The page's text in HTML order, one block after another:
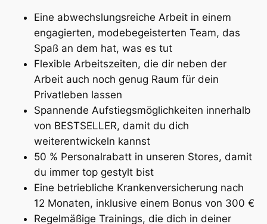
Eine abwechslungsreiche Arbeit in einem
engagierten, modebegeisterten Team, das
Spaß an dem hat, was es tut
Flexible Arbeitszeiten, die dir neben der
Arbeit auch noch genug Raum für dein
Privatleben lassen
Spannende Aufstiegsmöglichkeiten innerhalb
von BESTSELLER, damit du dich
weiterentwickeln kannst
50 % Personalrabatt in unseren Stores, damit
du immer top gestylt bist
Eine betriebliche Krankenversicherung nach
12 Monaten, inklusive einem Bonus von 300 €
Regelmäßige Trainings, die dich in deiner